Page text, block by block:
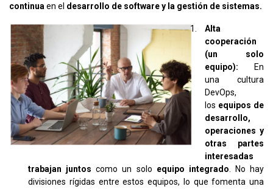
continua en el desarrollo de software y la gestión de sistemas.
Alta
cooperación
(un solo
equipo): En
una cultura
DevOps,
los equipos de
desarrollo,
operaciones y
otras partes
interesadas
trabajan juntos como un solo equipo integrado . No hay
divisiones rígidas entre estos equipos, lo que fomenta una